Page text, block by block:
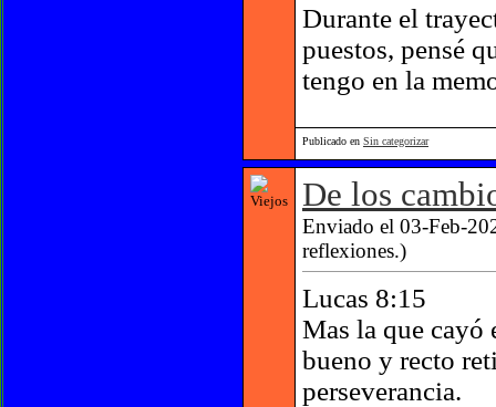
Durante el
puestos, pensé
tengo en la
Publicado en Sin categorizar
De los
Enviado el 03-Feb-
reflexiones.)
Lucas 8:15
Mas la que cayó
bueno y recto
perseverancia.